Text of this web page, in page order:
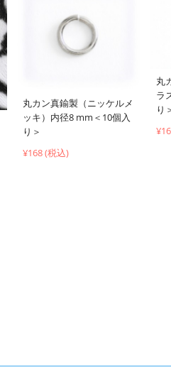
丸カン真鍮製（ニッケルメ
ッキ）内径8 mm＜10個入
り＞
¥168 (税込)
丸
ラ
り